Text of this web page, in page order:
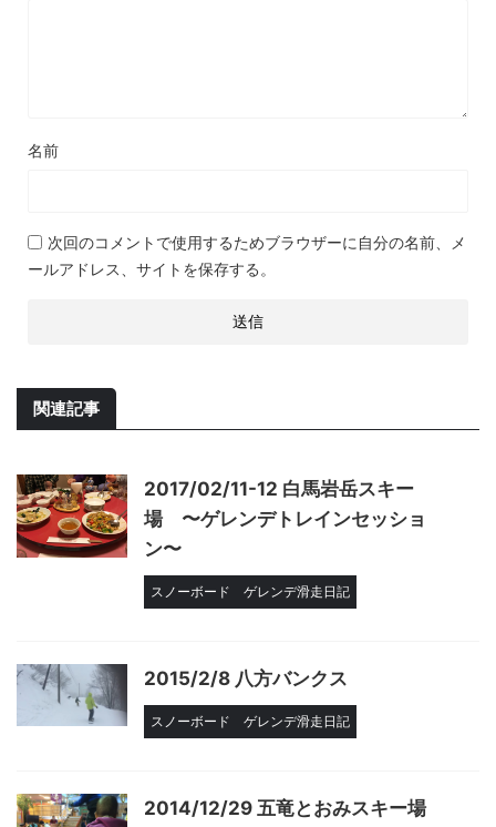
名前
次回のコメントで使用するためブラウザーに自分の名前、メ
ールアドレス、サイトを保存する。
関連記事
2017/02/11-12 白馬岩岳スキー
場 〜ゲレンデトレインセッショ
ン〜
スノーボード ゲレンデ滑走日記
2015/2/8 八方バンクス
スノーボード ゲレンデ滑走日記
2014/12/29 五竜とおみスキー場